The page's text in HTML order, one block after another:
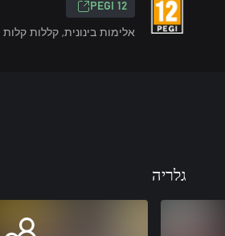
‎PEGI 12‎
אלימות בינונית, קללות קלות
גלריה